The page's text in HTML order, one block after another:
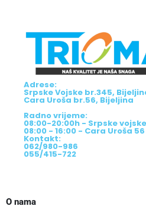
Adrese:
Srpske Vojske br.345,
Cara Uroša br.56, Bijeljina
Radno vrijeme:
08:00-20:00h - Srpske
08:00 - 16:00 - Cara Uroša 56
Kontakt:
062/980-986
055/415-722
O nama